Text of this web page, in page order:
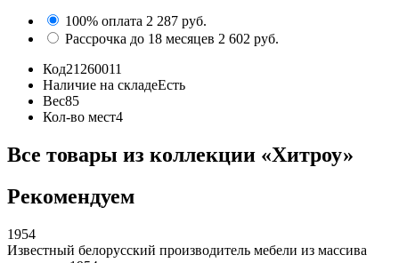
100% оплата 2 287 руб.
Рассрочка до 18 месяцев 2 602 руб.
Код21260011
Наличие на складеЕсть
Вес85
Кол-во мест4
Все товары из коллекции «Хитроу»
Рекомендуем
1954
Известный белорусский производитель мебели из массива